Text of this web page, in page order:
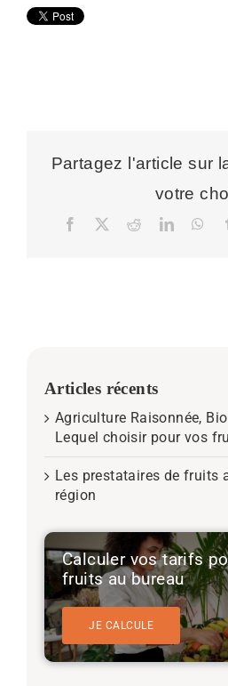
Partagez l'article sur
votre
Facebook RedditLinkedIn
Articles récents
Agriculture Raisonnée,
Lequel choisir pour vos
Les prestataires de fruits
région
Calculer vos tarifs
fruits au bureau
JE CALCULE